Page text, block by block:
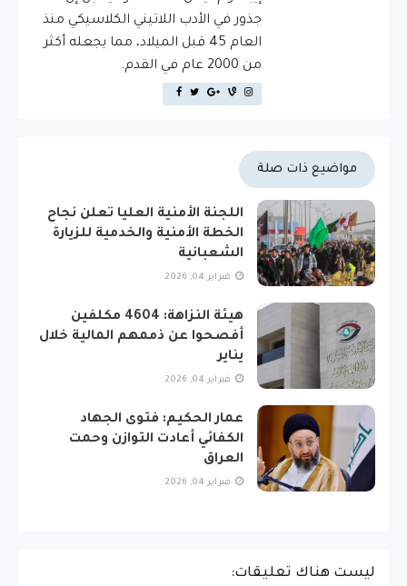
جذور في الأدب اللاتيني الكلاسيكي منذ
العام 45 قبل الميلاد، مما يجعله أكثر
من 2000 عام في القدم.
مواضيع ذات صلة
اللجنة الأمنية العليا تعلن نجاح
الخطة الأمنية والخدمية للزيارة
الشعبانية
فبراير 04, 2026
هيئة النزاهة: 4604 مكلفين
أفصحوا عن ذممهم المالية خلال
يناير
فبراير 04, 2026
عمار الحكيم: فتوى الجهاد
الكفائي أعادت التوازن وحمت
العراق
فبراير 04, 2026
ليست هناك تعليقات: